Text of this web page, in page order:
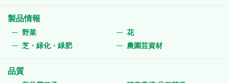
製品情報
野菜
花
芝・緑化・緑肥
農園芸資材
品質